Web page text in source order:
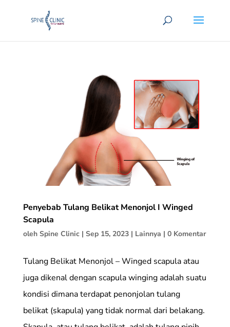
Penyebab Tulang Belikat Menonjol I Winged
Scapula
oleh Spine Clinic| Sep 15, 2023| Lainnya | 0 Komentar
Tulang Belikat Menonjol – Winged scapula atau
juga dikenal dengan scapula winging adalah suatu
kondisi dimana terdapat penonjolan tulang
belikat (skapula) yang tidak normal dari belakang.